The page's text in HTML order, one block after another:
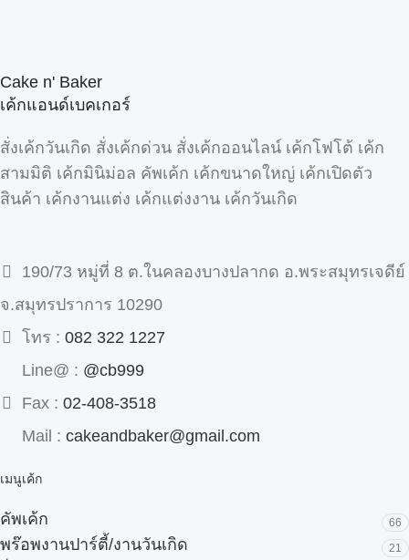
Cake n' Baker
เค้กแอนด์เบคเกอร์
สั่งเค้กวันเกิด สั่งเค้กด่วน สั่งเค้กออนไลน์ เค้กโฟโต้ เค้ก
สามมิติ เค้กมินิม่อล คัพเค้ก เค้กขนาดใหญ่ เค้กเปิดตัว
สินค้า เค้กงานแต่ง เค้กแต่งงาน เค้กวันเกิด
190/73 หมู่ที่ 8 ต.ในคลองบางปลากด อ.พระสมุทรเจดีย์
จ.สมุทรปราการ 10290
โทร : 082 322 1227
Line@ : @cb999
Fax : 02-408-3518
Mail : cakeandbaker@gmail.com
เมนูเค้ก
คัพเค้ก 66
พร๊อพงานปาร์ตี้/งานวันเกิด 21